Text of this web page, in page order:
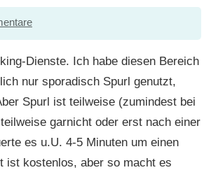
Dienste. Ich habe diesen Bereich
nur sporadisch Spurl genutzt,
Spurl ist teilweise (zumindest bei
garnicht oder erst nach einer
es u.U. 4-5 Minuten um einen
ist kostenlos, aber so macht es